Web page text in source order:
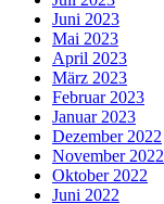
Juni 2023
Mai 2023
April 2023
März 2023
Februar 2023
Januar 2023
Dezember 2022
November 2022
Oktober 2022
Juni 2022